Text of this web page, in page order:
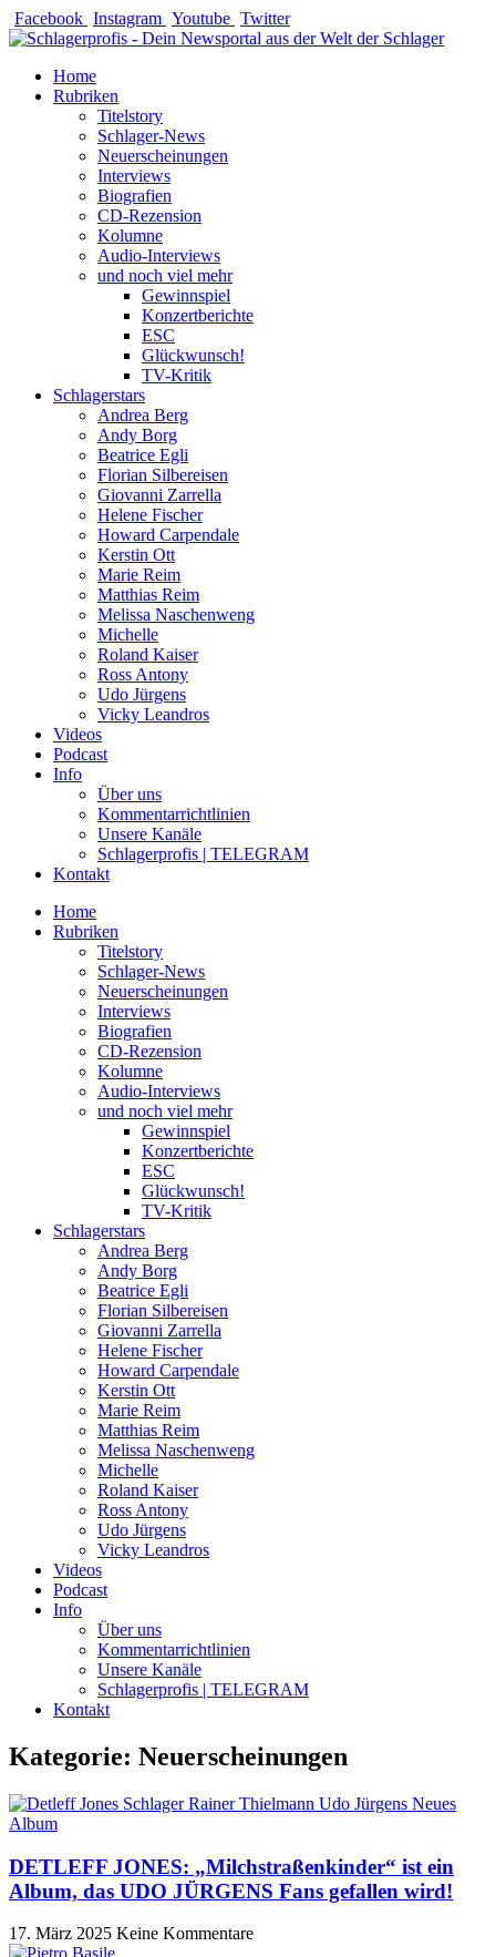
Zum
Inhalt
Facebook Instagram Youtube Twitter
Home
Rubriken
Titelstory
Schlager-News
Neuerscheinungen
Interviews
Biografien
CD-Rezension
Kolumne
Audio-Interviews
und noch viel mehr
Gewinnspiel
Konzertberichte
ESC
Glückwunsch!
TV-Kritik
Schlagerstars
Andrea Berg
Andy Borg
Beatrice Egli
Florian Silbereisen
Giovanni Zarrella
Helene Fischer
Howard Carpendale
Kerstin Ott
Marie Reim
Matthias Reim
Melissa Naschenweng
Michelle
Roland Kaiser
Ross Antony
Udo Jürgens
Vicky Leandros
Videos
Podcast
Info
Über uns
Kommentarrichtlinien
Unsere Kanäle
Schlagerprofis | TELEGRAM
Kontakt
Home
Rubriken
Titelstory
Schlager-News
Neuerscheinungen
Interviews
Biografien
CD-Rezension
Kolumne
Audio-Interviews
und noch viel mehr
Gewinnspiel
Konzertberichte
ESC
Glückwunsch!
TV-Kritik
Schlagerstars
Andrea Berg
Andy Borg
Beatrice Egli
Florian Silbereisen
Giovanni Zarrella
Helene Fischer
Howard Carpendale
Kerstin Ott
Marie Reim
Matthias Reim
Melissa Naschenweng
Michelle
Roland Kaiser
Ross Antony
Udo Jürgens
Vicky Leandros
Videos
Podcast
Info
Über uns
Kommentarrichtlinien
Unsere Kanäle
Schlagerprofis | TELEGRAM
Kontakt
Kategorie: Neuerscheinungen
DETLEFF JONES: „Milchstraßenkinder“ ist ein
Album, das UDO JÜRGENS Fans gefallen wird!
17. März 2025 Keine Kommentare